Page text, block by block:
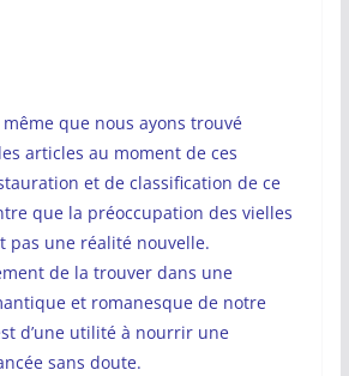
que nous ayons trouvé
articles au moment de ces
et de classification de ce
que la préoccupation des vielles
pas une réalité nouvelle.
de la trouver dans une
et romanesque de notre
d’une utilité à nourrir une
sans doute.